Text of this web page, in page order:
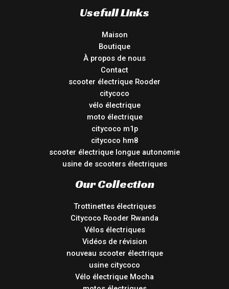
Usefull Links
Maison
Boutique
À propos de nous
Contact
scooter électrique Rooder
citycoco
vélo électrique
moto électrique
citycoco m1p
citycoco hm8
scooter électrique longue autonomie
usine de scooters électriques
Our Collection
Trottinettes électriques
Citycoco Rooder Rwanda
Vélos électriques
Vidéos de révision
nouveau scooter électrique
usine citycoco
Vélo électrique Mocha